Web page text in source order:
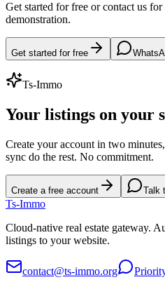
Get started for free or contact us
demonstration.
Get started for free
Ts-Immo
Your listings on your
Create your account in two
sync do the rest. No commitment.
Create a free account Talk
Ts-Immo
Cloud-native real estate gateway.
listings to your website.
contact@ts-immo.org